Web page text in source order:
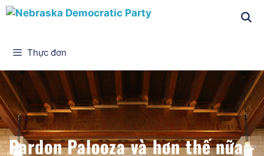
Thực đơn
Pardon Palooza và hơn thế nữa -